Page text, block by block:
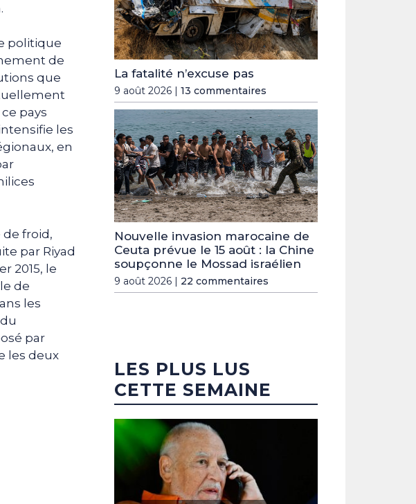
politique
de
que
pays
les
en
de froid,
par Riyad
2015, le
de
les
par
les deux
La fatalité n’excuse pas
9 août 2026 | 13 commentaires
Nouvelle invasion marocaine de
Ceuta prévue le 15 août : la Chine
soupçonne le Mossad israélien
9 août 2026 | 22 commentaires
LES PLUS LUS
CETTE SEMAINE